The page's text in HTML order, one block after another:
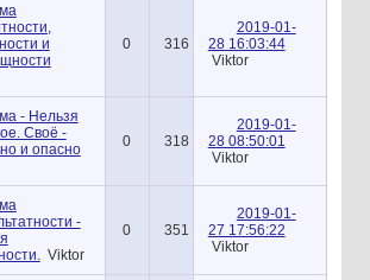
и
0 316
2019-01-
28 16:03:44
Viktor
- Нельзя
Своё -
и опасно
0 318
2019-01-
28 08:50:01
Viktor
-
Viktor
0 351
2019-01-
27 17:56:22
Viktor